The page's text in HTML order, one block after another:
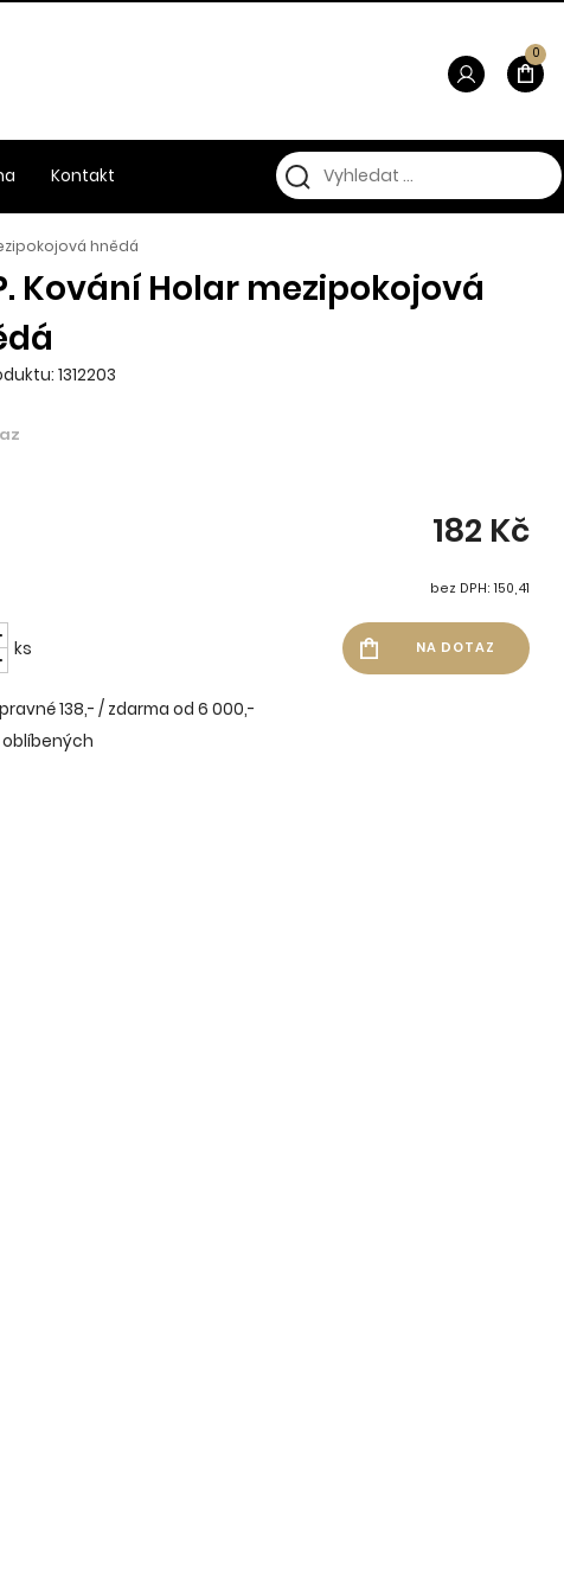
hnědá
Kování Holar mezipokojová
1312203
182 Kč
bez DPH: 150,41
ks
138,- / zdarma od 6 000,-
Kontakt
0